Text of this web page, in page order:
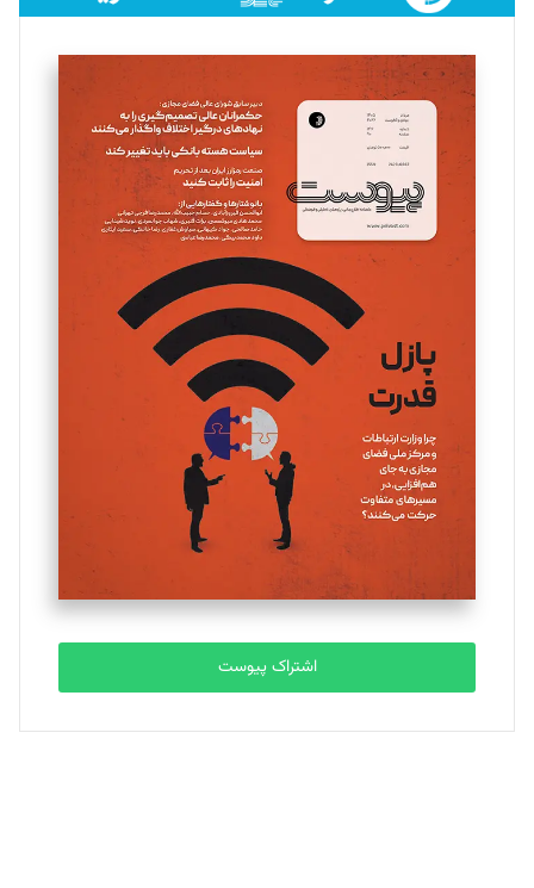
فائزه فتحی رستمی
تحریریه
سروش کرمیان
تحریریه
مینا پاکدل
یسنا امان‌پور
تحریریه
ملینا جعفری
تحریریه
مصطفی مسجدی آرانی
تحریریه
بابک نقاش
تحریریه
اشتراک پیوست